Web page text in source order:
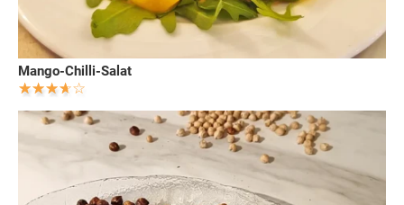
Mango-Chilli-Salat